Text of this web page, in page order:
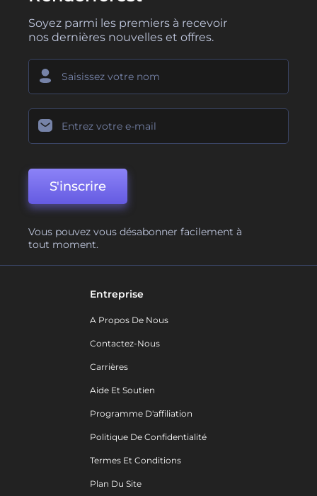
Soyez parmi les premiers à recevoir
nos dernières nouvelles et offres.
S'inscrire
Vous pouvez vous désabonner facilement à
tout moment.
Entreprise
A Propos De Nous
Contactez-Nous
Carrières
Aide Et Soutien
Programme D'affiliation
Politique De Confidentialité
Termes Et Conditions
Plan Du Site